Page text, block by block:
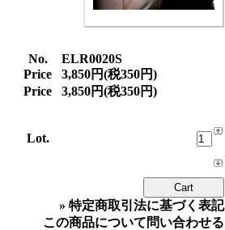
No.
ELR0020S
Price
3,850円(税350円)
Price
3,850円(税350円)
Lot.
» 特定商取引法に基づく表記
この商品について問い合わせる